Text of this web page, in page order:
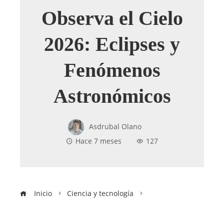
Observa el Cielo
2026: Eclipses y
Fenómenos
Astronómicos
Asdrubal Olano
Hace 7 meses
127
Inicio
Ciencia y tecnología